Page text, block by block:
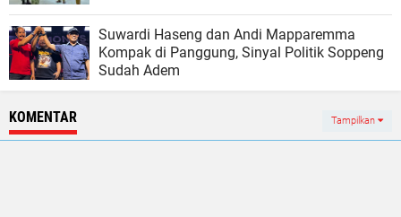
Suwardi Haseng dan Andi Mapparemma
Kompak di Panggung, Sinyal Politik Soppeng
Sudah Adem
KOMENTAR Tampilkan